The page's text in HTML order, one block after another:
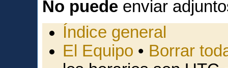
No puede enviar
Índice general
El Equipo • Borrar